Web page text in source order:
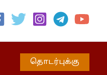
தொடர்புக்கு